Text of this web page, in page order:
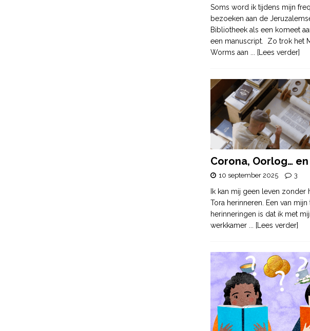
Soms word ik tijdens mijn
bezoeken aan de
Bibliotheek als een komeet
een manuscript. Zo trok het
Worms aan ... [Lees verder]
Corona, Oorlog…
10 september 2025 3
Ik kan mij geen leven zonder
Tora herinneren. Een van
herinneringen is dat ik met
werkkamer ... [Lees verder]